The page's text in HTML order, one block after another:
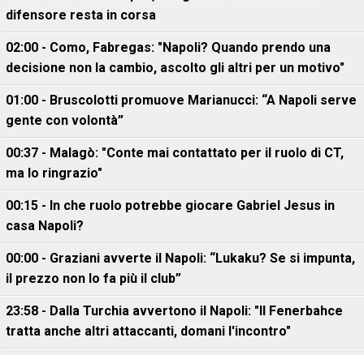
difensore resta in corsa
02:00 - Como, Fabregas: "Napoli? Quando prendo una
decisione non la cambio, ascolto gli altri per un motivo"
01:00 - Bruscolotti promuove Marianucci: “A Napoli serve
gente con volontà”
00:37 - Malagò: "Conte mai contattato per il ruolo di CT,
ma lo ringrazio"
00:15 - In che ruolo potrebbe giocare Gabriel Jesus in
casa Napoli?
00:00 - Graziani avverte il Napoli: “Lukaku? Se si impunta,
il prezzo non lo fa più il club”
23:58 - Dalla Turchia avvertono il Napoli: "Il Fenerbahce
tratta anche altri attaccanti, domani l'incontro"